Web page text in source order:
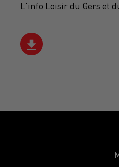
L'info Loisir du Gers et